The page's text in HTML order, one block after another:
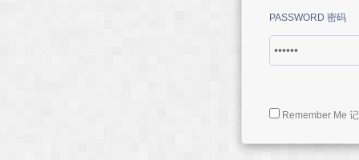
PASSWORD 密码
Remember Me